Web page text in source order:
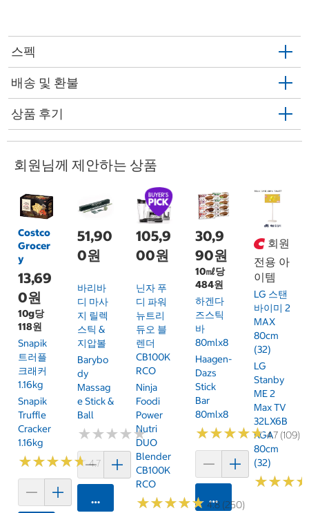
스펙
배송 및 환불
상품 후기
회원님께 제안하는 상품
Costco
Grocer
y
13,69
0원
10g당
118원
Snapik
트러플
크래커
1.16kg
Snapik
Truffle
Cracker
1.16kg
★★★★★
★★★★★4.7 (159)
51,90
0원
바리바
디 마사
지 릴렉
스틱 &
지압볼
Barybo
Dy
Massag
E Stick &
Ball
★★★★★
★★★★★
카트에 담기
105,9
00원
닌자 푸
디 파워
뉴트리
듀오 블
렌더
CB100K
RCO
Ninja
Foodi
Power
Nutri
DUO
Blender
CB100K
RCO
★★★★★
★★★★★ 4.8 (250)
30,9
90원
10㎖당
484원
하겐다
즈스틱
바
80mlx8
Haagen-
Dazs
Stick
Bar
80mlx8
★★★★★
★★★★★4.7 (109)
카트에 담기
회원
전용 아
이템
LG 스탠
바이미 2
MAX
80cm
(32)
LG
Stanby
ME 2
Max TV
32LX6B
KGA
80cm
(32)
★★★
★★★